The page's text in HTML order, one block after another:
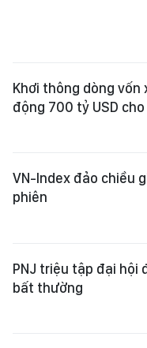
Khơi thông dòng vốn
động 700 tỷ USD
VN-Index đảo chiều
phiên
PNJ triệu tập đại hội
bất thường